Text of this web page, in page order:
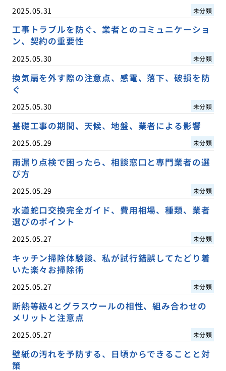
2025.05.31 未分類
工事トラブルを防ぐ、業者とのコミュニケーショ
ン、契約の重要性
2025.05.30 未分類
換気扇を外す際の注意点、感電、落下、破損を防
ぐ
2025.05.30 未分類
基礎工事の期間、天候、地盤、業者による影響
2025.05.29 未分類
雨漏り点検で困ったら、相談窓口と専門業者の選
び方
2025.05.29 未分類
水道蛇口交換完全ガイド、費用相場、種類、業者
選びのポイント
2025.05.27 未分類
キッチン掃除体験談、私が試行錯誤してたどり着
いた楽々お掃除術
2025.05.27 未分類
断熱等級4とグラスウールの相性、組み合わせの
メリットと注意点
2025.05.27 未分類
壁紙の汚れを予防する、日頃からできることと対
策